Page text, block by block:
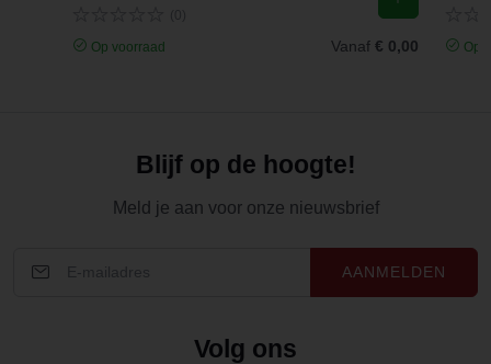
Op voorraad Vanaf € 0,00 Op
Blijf op de hoogte!
Meld je aan voor onze nieuwsbrief
AANMELDEN
Volg ons